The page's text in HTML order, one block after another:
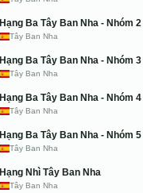
Hạng Ba Tây Ban Nha - Nhóm 2
Tây Ban Nha
Hạng Ba Tây Ban Nha - Nhóm 3
Tây Ban Nha
Hạng Ba Tây Ban Nha - Nhóm 4
Tây Ban Nha
Hạng Ba Tây Ban Nha - Nhóm 5
Tây Ban Nha
Hạng Nhì Tây Ban Nha
Tây Ban Nha